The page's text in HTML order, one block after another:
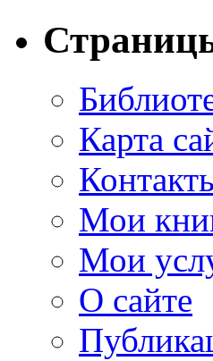
Карта
Мои
Мои
О сайте